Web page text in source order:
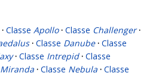
· Classe Apollo · Classe Challenger ·
· Classe Danube · Classe
· Classe Intrepid · Classe
Miranda · Classe Nebula · Classe